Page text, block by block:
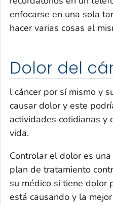
enfocarse en una sola
hacer varias cosas al
Dolor del
l cáncer por sí mismo y
causar dolor y este
actividades cotidianas y
vida.
Controlar el dolor es
plan de tratamiento
su médico si tiene dolor
está causando y la